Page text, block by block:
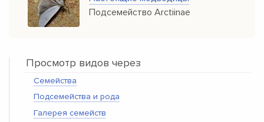
Подсемейство Arctiinae
Просмотр видов через
Семейства
Подсемейства и рода
Галерея семейств